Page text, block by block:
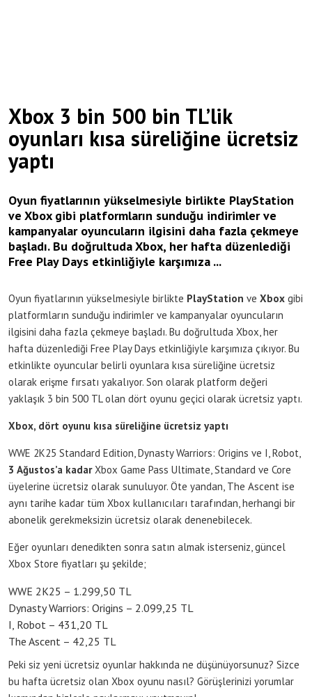
Xbox 3 bin 500 bin TL’lik
oyunları kısa süreliğine ücretsiz
yaptı
Oyun fiyatlarının yükselmesiyle birlikte PlayStation
ve Xbox gibi platformların sunduğu indirimler ve
kampanyalar oyuncuların ilgisini daha fazla çekmeye
başladı. Bu doğrultuda Xbox, her hafta düzenlediği
Free Play Days etkinliğiyle karşımıza ...
Oyun fiyatlarının yükselmesiyle birlikte PlayStation ve Xbox gibi
platformların sunduğu indirimler ve kampanyalar oyuncuların
ilgisini daha fazla çekmeye başladı. Bu doğrultuda Xbox, her
hafta düzenlediği Free Play Days etkinliğiyle karşımıza çıkıyor. Bu
etkinlikte oyuncular belirli oyunlara kısa süreliğine ücretsiz
olarak erişme fırsatı yakalıyor. Son olarak platform değeri
yaklaşık 3 bin 500 TL olan dört oyunu geçici olarak ücretsiz yaptı.
Xbox, dört oyunu kısa süreliğine ücretsiz yaptı
WWE 2K25 Standard Edition, Dynasty Warriors: Origins ve I, Robot,
3 Ağustos’a kadar Xbox Game Pass Ultimate, Standard ve Core
üyelerine ücretsiz olarak sunuluyor. Öte yandan, The Ascent ise
aynı tarihe kadar tüm Xbox kullanıcıları tarafından, herhangi bir
abonelik gerekmeksizin ücretsiz olarak denenebilecek.
Eğer oyunları denedikten sonra satın almak isterseniz, güncel
Xbox Store fiyatları şu şekilde;
WWE 2K25 – 1.299,50 TL
Dynasty Warriors: Origins – 2.099,25 TL
I, Robot – 431,20 TL
The Ascent – 42,25 TL
Peki siz yeni ücretsiz oyunlar hakkında ne düşünüyorsunuz? Sizce
bu hafta ücretsiz olan Xbox oyunu nasıl? Görüşlerinizi yorumlar